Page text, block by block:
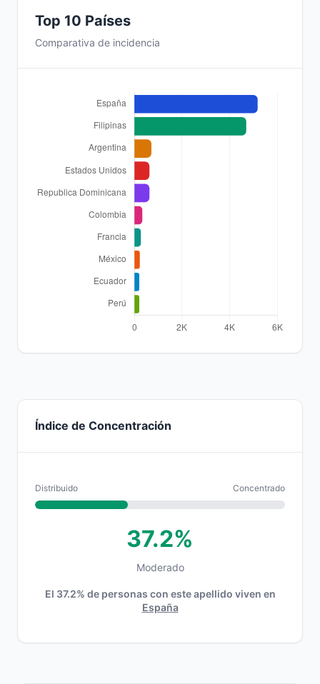
Top 10 Países
Comparativa de incidencia
Índice de Concentración
Distribuido Concentrado
37.2%
Moderado
El 37.2% de personas con este apellido viven en
España